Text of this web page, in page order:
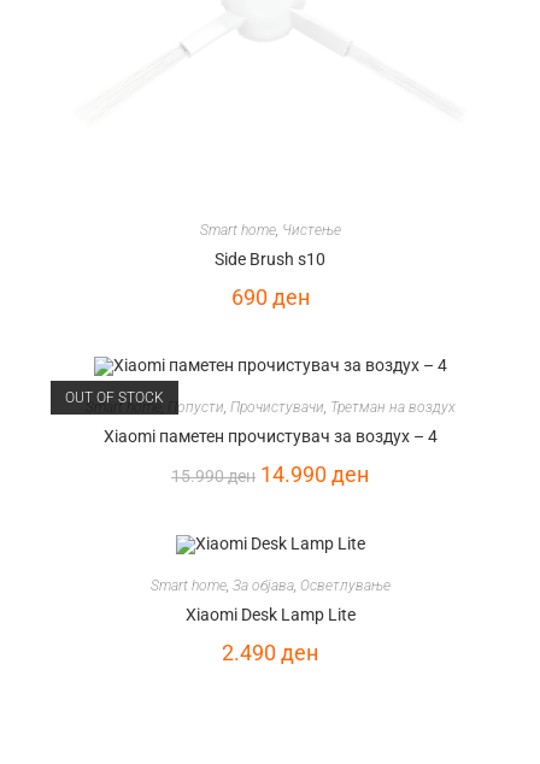
Smart home, Чистење
Side Brush s10
690ден
OUT OF STOCK
Smart home , Попусти, Прочистувачи, Третман на воздух
Xiaomi паметен прочистувач за воздух – 4
15.990ден 14.990ден
Smart home, За објава, Осветлување
Xiaomi Desk Lamp Lite
2.490ден